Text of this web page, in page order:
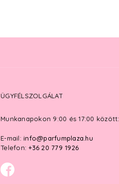
ÜGYFÉLSZOLGÁLAT
Munkanapokon 9:00 és 17:00 között:
E-mail: info@parfumplaza.hu
Telefon: +36 20 779 1926